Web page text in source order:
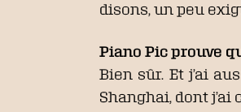
disons, un peu
Piano Pic prouve
Bien sûr. Et j’ai
Shanghai, dont